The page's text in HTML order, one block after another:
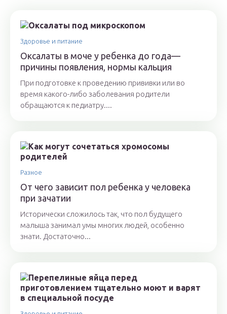
Здоровье и питание
Оксалаты в моче у ребенка до года—
причины появления, нормы кальция
При подготовке к проведению прививки или во
время какого-либо заболевания родители
обращаются к педиатру....
Разное
От чего зависит пол ребенка у человека
при зачатии
Исторически сложилось так, что пол будущего
малыша занимал умы многих людей, особенно
знати. Достаточно...